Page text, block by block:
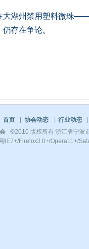
湖州禁用塑料微珠——
存在争论。
首页 协会动态 行业动态
©2010 版权所有 浙江省宁波
IE7+/Firefox3.0+/Opera11+/